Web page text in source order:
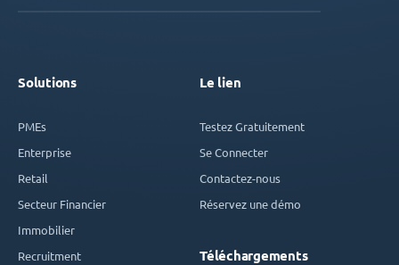
Solutions
PMEs
Enterprise
Retail
Secteur Financier
Immobilier
Recruitment
Le lien
Testez Gratuitement
Se Connecter
Contactez-nous
Réservez une démo
Téléchargements